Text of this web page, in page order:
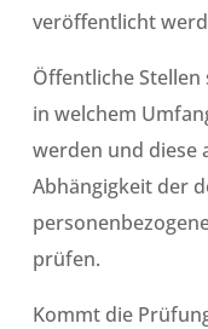
veröffentlicht
Öffentliche
in welchem
werden und diese
Abhängigkeit der
prüfen.
Kommt die